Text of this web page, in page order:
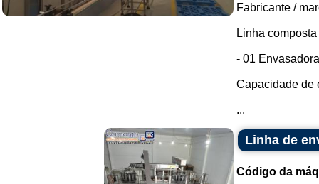
Fabricante /
Linha
- 01
Capacidade de
...
Linha de
Código da